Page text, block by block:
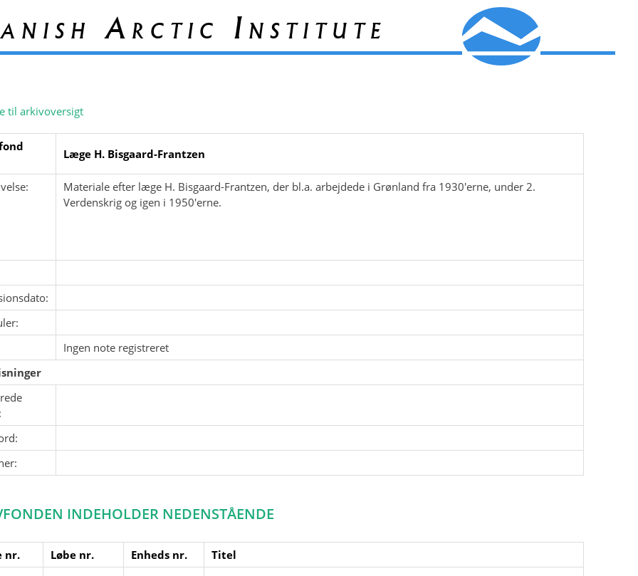
Arctic Institute
til arkivoversigt
Læge H. Bisgaard-Frantzen
Materiale efter læge H. Bisgaard-Frantzen, der bl.a. arbejdede i Grønland fra 1930'erne, under 2.
Verdenskrig og igen i 1950'erne.
Ingen note registreret
INDEHOLDER NEDENSTÅENDE
nr. Løbe nr. Enheds nr.
Titel